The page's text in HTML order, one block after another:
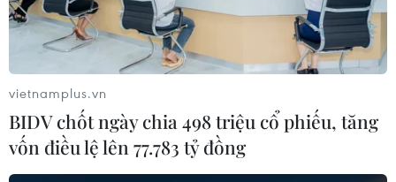
vietnamplus.vn
BIDV chốt ngày chia 498 triệu cổ phiếu, tăng
vốn điều lệ lên 77.783 tỷ đồng